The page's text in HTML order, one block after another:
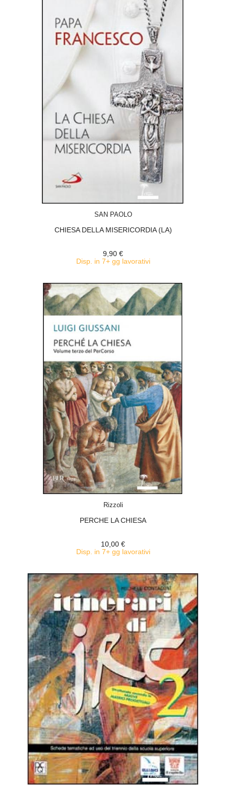
SAN PAOLO
CHIESA DELLA MISERICORDIA (LA)
9,90 €
Disp. in 7+ gg lavorativi
Rizzoli
PERCHE LA CHIESA
10,00 €
Disp. in 7+ gg lavorativi